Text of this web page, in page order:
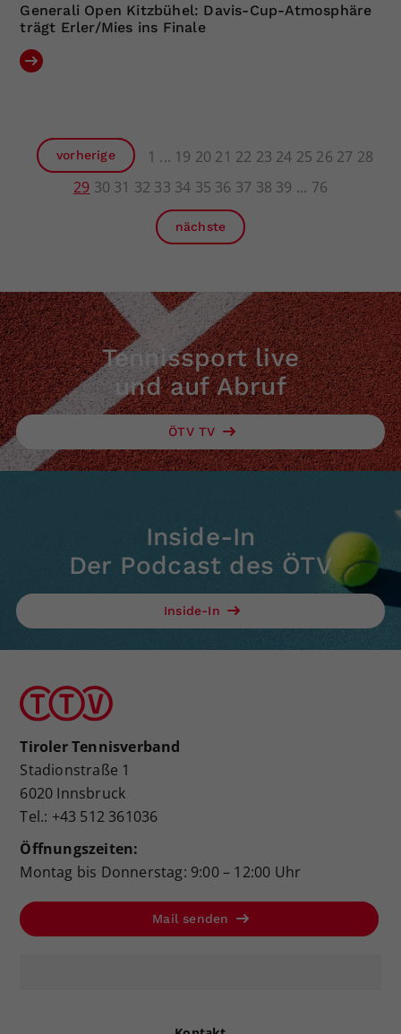
Generali Open Kitzbühel: Davis-Cup-Atmosphäre
trägt Erler/Mies ins Finale
vorherige 1 19 20 21 22 23 24 25 26 27 28
29 30 31 32 33 34 35 36 37 38 39 76
nächste
Tennissport live
und auf Abruf
ÖTV TV
Inside-In
Der Podcast des ÖTV
Inside-In
Tiroler Tennisverband
Stadionstraße 1
6020 Innsbruck
Tel.: +43 512 361036
Öffnungszeiten:
Montag bis Donnerstag: 9:00 – 12:00 Uhr
Mail senden